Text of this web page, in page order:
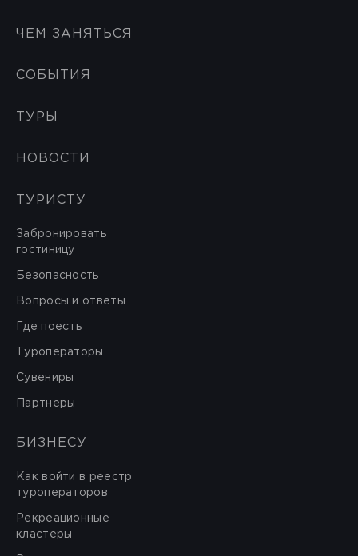
ЧЕМ ЗАНЯТЬСЯ
СОБЫТИЯ
ТУРЫ
НОВОСТИ
ТУРИСТУ
Забронировать
гостиницу
Безопасность
Вопросы и ответы
Где поесть
Туроператоры
Сувениры
Партнеры
БИЗНЕСУ
Как войти в реестр
туроператоров
Рекреационные
кластеры